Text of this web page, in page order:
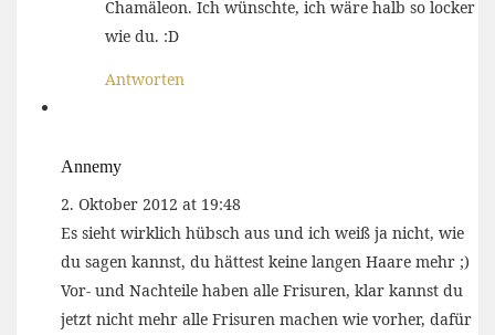
Chamäleon. Ich wünschte, ich wäre halb so locker
wie du. :D
Antworten
Annemy
2. Oktober 2012 at 19:48
Es sieht wirklich hübsch aus und ich weiß ja nicht, wie
du sagen kannst, du hättest keine langen Haare mehr ;)
Vor- und Nachteile haben alle Frisuren, klar kannst du
jetzt nicht mehr alle Frisuren machen wie vorher, dafür